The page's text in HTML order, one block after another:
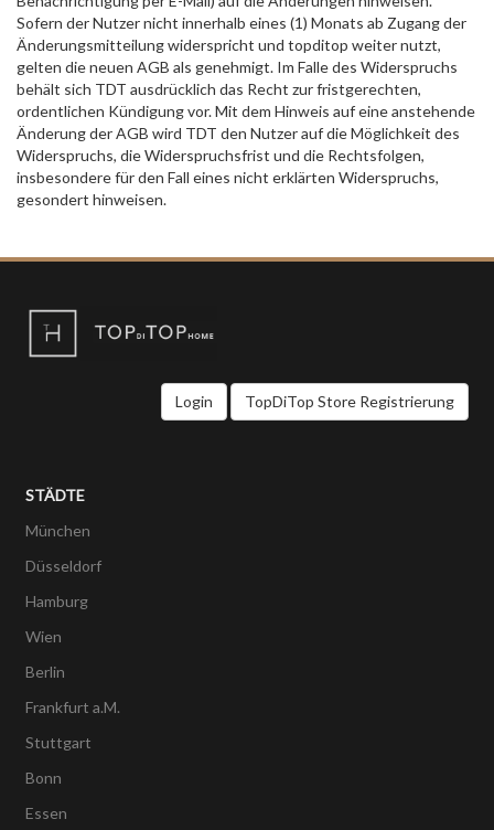
Sofern der Nutzer nicht innerhalb eines (1) Monats ab Zugang der
Änderungsmitteilung widerspricht und topditop weiter nutzt,
gelten die neuen AGB als genehmigt. Im Falle des Widerspruchs
behält sich TDT ausdrücklich das Recht zur fristgerechten,
ordentlichen Kündigung vor. Mit dem Hinweis auf eine anstehende
Änderung der AGB wird TDT den Nutzer auf die Möglichkeit des
Widerspruchs, die Widerspruchsfrist und die Rechtsfolgen,
insbesondere für den Fall eines nicht erklärten Widerspruchs,
gesondert hinweisen.
Login TopDiTop Store Registrierung
STÄDTE
München
Düsseldorf
Hamburg
Wien
Berlin
Frankfurt a.M.
Stuttgart
Bonn
Essen